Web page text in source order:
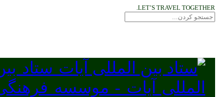
LET’S TRAVEL
ستاد بین
آیات - موسسه فرهنگی